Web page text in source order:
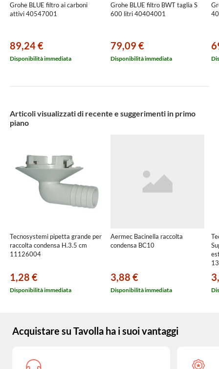
Grohe BLUE filtro ai carboni
attivi 40547001
89,24 €
Disponibilità immediata
Grohe BLUE filtro BWT taglia S
600 litri 40404001
79,09 €
Disponibilità immediata
Articoli visualizzati di recente e suggerimenti in primo
piano
Tecnosystemi pipetta grande per
raccolta condensa H.3.5 cm
11126004
1,28 €
Disponibilità immediata
Aermec Bacinella raccolta
condensa BC10
3,88 €
Disponibilità immediata
Acquistare su Tavolla ha i suoi vantaggi